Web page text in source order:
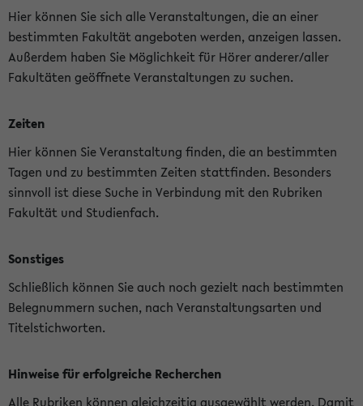
Hier können Sie sich alle Veranstaltungen, die an einer
bestimmten Fakultät angeboten werden, anzeigen lassen.
Außerdem haben Sie Möglichkeit für Hörer anderer/aller
Fakultäten geöffnete Veranstaltungen zu suchen.
Zeiten
Hier können Sie Veranstaltung finden, die an bestimmten
Tagen und zu bestimmten Zeiten stattfinden. Besonders
sinnvoll ist diese Suche in Verbindung mit den Rubriken
Fakultät und Studienfach.
Sonstiges
Schließlich können Sie auch noch gezielt nach bestimmten
Belegnummern suchen, nach Veranstaltungsarten und
Titelstichworten.
Hinweise für erfolgreiche Recherchen
Alle Rubriken können gleichzeitig ausgewählt werden. Damit